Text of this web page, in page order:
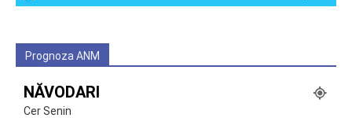
Prognoza ANM
NĂVODARI
Cer Senin